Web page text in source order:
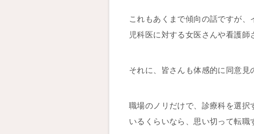
これもあくまで傾向の話ですが
児科医に対する女医さんや看護
それに、皆さんも体感的に同意見
職場のノリだけで、診療科を選択
いるくらいなら、思い切って転職